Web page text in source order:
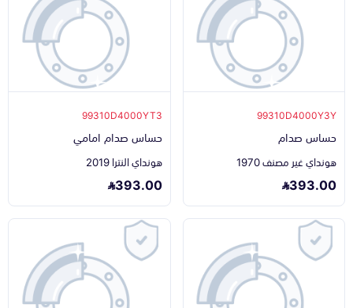
99310D4000Y3Y
حساس صدام
هونداي غير مصنف 1970
393.00
99310D4000YT3
حساس صدام امامي
هونداي النترا 2019
393.00